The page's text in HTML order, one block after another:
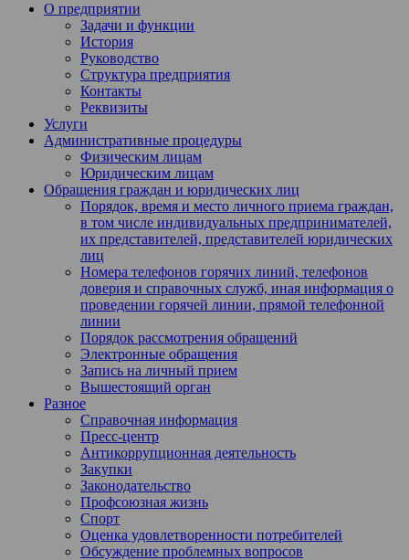
О предприятии
Задачи и функции
История
Руководство
Структура предприятия
Контакты
Реквизиты
Услуги
Административные процедуры
Физическим лицам
Юридическим лицам
Обращения граждан и юридических лиц
Порядок, время и место личного приема граждан,
в том числе индивидуальных предпринимателей,
их представителей, представителей юридических
лиц
Номера телефонов горячих линий, телефонов
доверия и справочных служб, иная информация о
проведении горячей линии, прямой телефонной
линии
Порядок рассмотрения обращений
Электронные обращения
Запись на личный прием
Вышестоящий орган
Разное
Справочная информация
Пресс-центр
Антикоррупционная деятельность
Закупки
Законодательство
Профсоюзная жизнь
Спорт
Оценка удовлетворенности потребителей
Обсуждение проблемных вопросов